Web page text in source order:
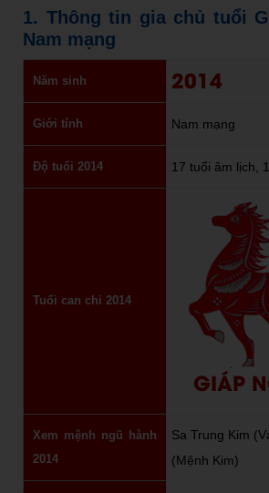
1. Thông tin gia chủ tuổi
Nam mạng
Năm sinh 2014
Giới tính Nam mạng
Độ tuổi 2014 17 tuổi âm lịch,
Tuổi can chi 2014
GIÁP
Xem mệnh ngũ hành
2014
Sa Trung Kim
(Mệnh Kim)